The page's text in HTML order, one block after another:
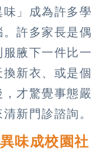
」成為許多學
許多家長是偶
腋下一件比一
新衣、或是個
才驚覺事態嚴
新門診諮詢。
味成校園社